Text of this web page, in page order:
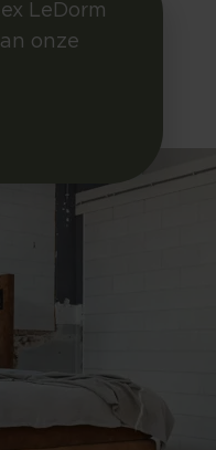
LeDorm
onze